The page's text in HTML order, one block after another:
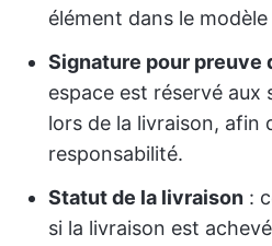
élément dans le
Signature pour preuve
espace est réservé aux
lors de la livraison, afin
responsabilité.
Statut de la livraison :
si la livraison est